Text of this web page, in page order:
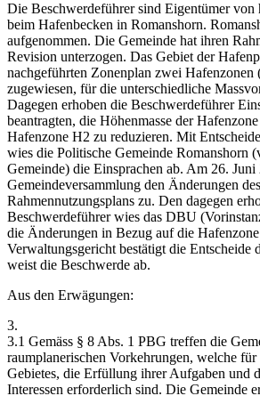
Die Beschwerdeführer sind Eigentümer von
beim Hafenbecken in Romanshorn.
aufgenommen. Die Gemeinde hat ihren
Revision unterzogen. Das Gebiet der
nachgeführten Zonenplan zwei
zugewiesen, für die unterschiedliche
Dagegen erhoben die Beschwerdeführer
beantragten, die Höhenmasse der
Hafenzone H2 zu reduzieren. Mit
wies die Politische Gemeinde Romanshorn
Gemeinde) die Einsprachen ab. Am 26.
Gemeindeversammlung den Änderungen
Rahmennutzungsplans zu. Den dagegen
Beschwerdeführer wies das DBU
die Änderungen in Bezug auf die
Verwaltungsgericht bestätigt die Entscheide
weist die Beschwerde ab.
Aus den Erwägungen:
3.
3.1 Gemäss § 8 Abs. 1 PBG treffen die
raumplanerischen Vorkehrungen, welche
Gebietes, die Erfüllung ihrer Aufgaben und
Interessen erforderlich sind. Die Gemeinde